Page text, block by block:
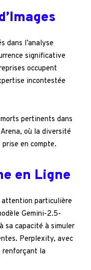
dans l’analyse
significative
occupent
incontestée
pertinents dans
où la diversité
en compte.
en Ligne
attention particulière
Gemini-2.5-
sa capacité à simuler
Perplexity, avec
renforçant la